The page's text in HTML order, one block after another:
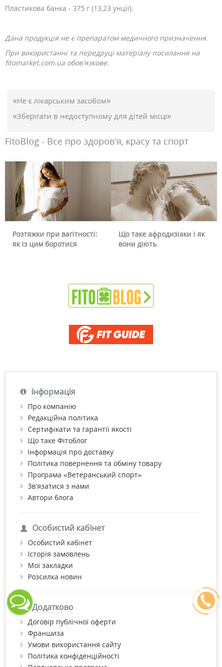
Пластикова банка - 375 г (13,23 унції).
Дана продукція не є препаратом медичного призначення.
При використанні та передруці матеріалу посилання на
fitomarket.com.ua обов'язкове.
«Не є лікарським засобом»
«Зберігати в недоступному для дітей місці»
FitoBlog - Все про здоров'я, красу та спорт
Що таке афродизіаки і як
вони діють
Чому червоніє обличчя і
чи можна це прибрати
Інформація
Про компанію
Редакційна політика
Сертифікати та гарантії якості
Що таке Фітоблог
Інформація про доставку
Політика повернення та обміну товару
Програма «Ветеранський спорт»
Зв’язатися з нами
Автори блога
Особистий кабінет
Особистий кабінет
Історія замовлень
Мої закладки
Розсилка новин
Додатково
Договір публічної оферти
Франшиза
Умови використання сайту
Політика конфіденційності